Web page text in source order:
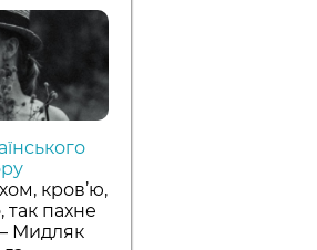
кров’ю,
так пахне
Мидляк